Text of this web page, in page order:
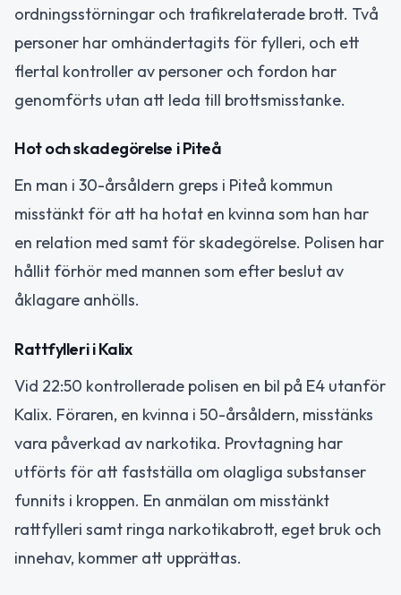
ordningsstörningar och trafikrelaterade brott. Två
personer har omhändertagits för fylleri, och ett
flertal kontroller av personer och fordon har
genomförts utan att leda till brottsmisstanke.
Hot och skadegörelse i Piteå
En man i 30-årsåldern greps i Piteå kommun
misstänkt för att ha hotat en kvinna som han har
en relation med samt för skadegörelse. Polisen har
hållit förhör med mannen som efter beslut av
åklagare anhölls.
Rattfylleri i Kalix
Vid 22:50 kontrollerade polisen en bil på E4 utanför
Kalix. Föraren, en kvinna i 50-årsåldern, misstänks
vara påverkad av narkotika. Provtagning har
utförts för att fastställa om olagliga substanser
funnits i kroppen. En anmälan om misstänkt
rattfylleri samt ringa narkotikabrott, eget bruk och
innehav, kommer att upprättas.